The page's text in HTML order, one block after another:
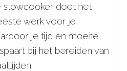
slowcooker doet het
werk voor je,
je tijd en moeite
bij het bereiden van